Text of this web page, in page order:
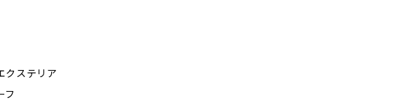
クステリア
フ